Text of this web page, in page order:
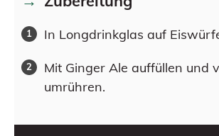
In Longdrinkglas auf
Mit Ginger Ale auffüllen und
umrühren.